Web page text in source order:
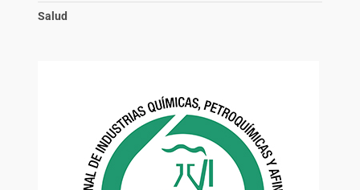
Salud